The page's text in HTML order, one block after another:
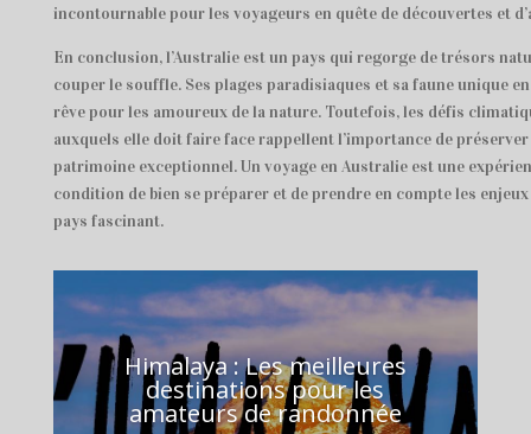
incontournable pour les voyageurs en quête de découvertes et
En conclusion, l’Australie est un pays qui regorge de trésors
couper le souffle. Ses plages paradisiaques et sa faune unique
rêve pour les amoureux de la nature. Toutefois, les défis
auxquels elle doit faire face rappellent l’importance de
patrimoine exceptionnel. Un voyage en Australie est une
condition de bien se préparer et de prendre en compte les
pays fascinant.
Himalaya : Les meilleures
destinations pour les
amateurs de randonnée